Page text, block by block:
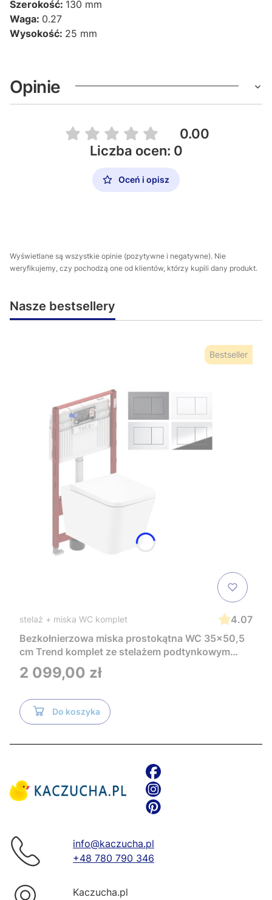
Szerokość: 130 mm
Waga: 0.27
Wysokość: 25 mm
Opinie
0.00
Liczba ocen: 0
Oceń i opisz
Wyświetlane są wszystkie opinie (pozytywne i negatywne). Nie
weryfikujemy, czy pochodzą one od klientów, którzy kupili dany produkt.
Nasze bestsellery
Bestseller
stelaż + miska WC komplet
4.07
Bezkołnierzowa miska prostokątna WC 35x50,5
cm Trend komplet ze stelażem podtynkowym
Tece i czarnym przyciskiem TeceNow
TR2216+Tece
Cena
2 099,00 zł
Do koszyka
info@kaczucha.pl
+48 780 790 346
Kaczucha.pl